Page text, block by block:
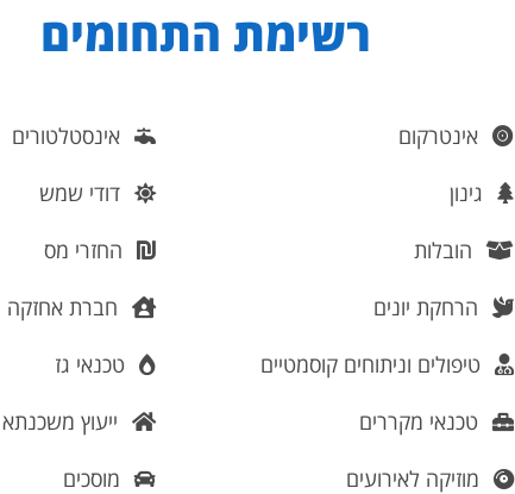
רשימת התחומים
אינטרקום אינסטלטורים
גינון דודי שמש
הובלות החזרי מס
הרחקת יונים חברת אחזקה
טיפולים וניתוחים קוסמטיים טכנאי גז
טכנאי מקררים ייעוץ משכנתא
מוזיקה לאירועים מוסכים